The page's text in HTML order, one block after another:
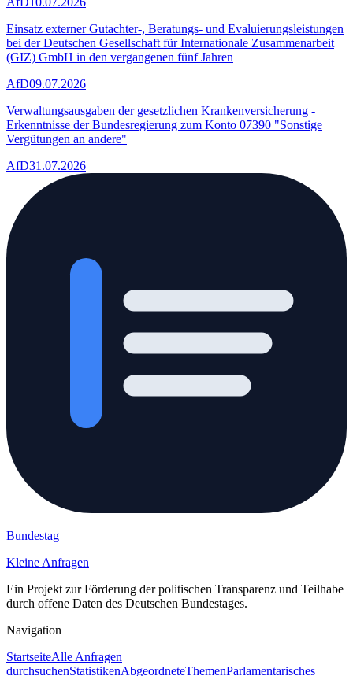
Einsatz externer Gutachter-, Beratungs- und Evaluierungsleistungen
bei der Deutschen Gesellschaft für Internationale Zusammenarbeit
(GIZ) GmbH in den vergangenen fünf Jahren
AfD09.07.2026
Verwaltungsausgaben der gesetzlichen Krankenversicherung -
Erkenntnisse der Bundesregierung zum Konto 07390 "Sonstige
Vergütungen an andere"
AfD31.07.2026
Bundestag
Kleine Anfragen
Ein Projekt zur Förderung der politischen Transparenz und Teilhabe
durch offene Daten des Deutschen Bundestages.
Navigation
StartseiteAlle Anfragen
durchsuchenStatistikenAbgeordneteThemenParlamentarisches